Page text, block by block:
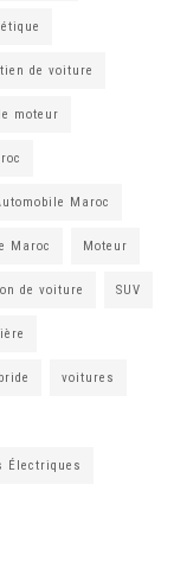
de voiture
moteur
Maroc
Maroc Moteur
de voiture SUV
voitures
Électriques